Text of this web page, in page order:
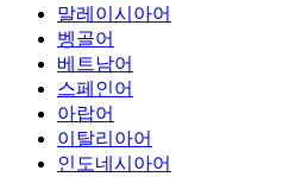
말레이시아어
벵골어
베트남어
스페인어
아랍어
이탈리아어
인도네시아어